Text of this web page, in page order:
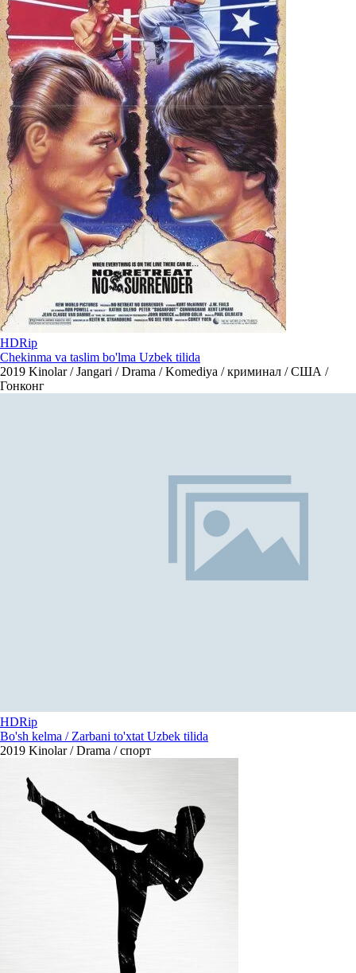
HDRip
Chekinma va taslim bo'lma Uzbek tilida
2019 Kinolar / Jangari / Drama / Komediya / криминал / США /
Гонконг
HDRip
Bo'sh kelma / Zarbani to'xtat Uzbek tilida
2019 Kinolar / Drama / спорт